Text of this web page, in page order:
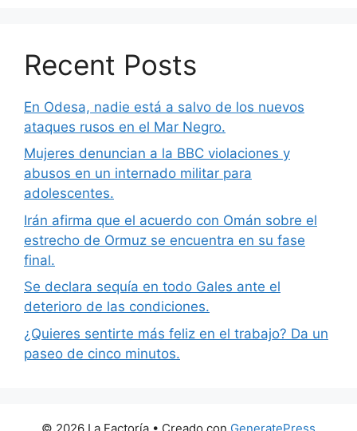
Recent Posts
En Odesa, nadie está a salvo de los nuevos
ataques rusos en el Mar Negro.
Mujeres denuncian a la BBC violaciones y
abusos en un internado militar para
adolescentes.
Irán afirma que el acuerdo con Omán sobre el
estrecho de Ormuz se encuentra en su fase
final.
Se declara sequía en todo Gales ante el
deterioro de las condiciones.
¿Quieres sentirte más feliz en el trabajo? Da un
paseo de cinco minutos.